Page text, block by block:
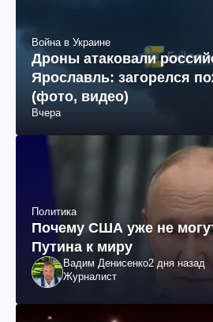
Война в Украине
Дроны атаковали
Ярославль: загорелся
(фото, видео)
Вчера
Политика
Почему США уже не
Путина к миру
Вадим Денисенко2 дня назад
Журналист